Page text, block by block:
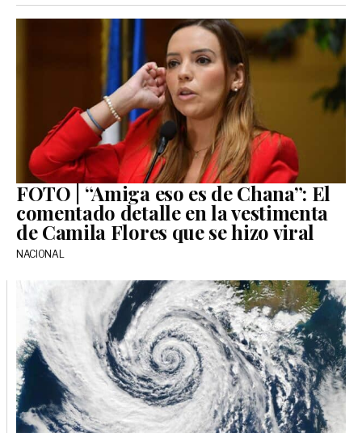
FOTO | “Amiga eso es de Chana”: El
comentado detalle en la vestimenta
de Camila Flores que se hizo viral
NACIONAL